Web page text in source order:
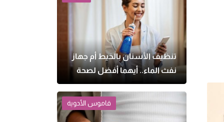
تنظيف الأسنان بالخيط أم جهاز
نفث الماء.. أيهما أفضل لصحة
اللثة؟
قاموس الأدوية